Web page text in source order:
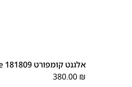
אלגנט קומפורט 181809 Big Size שחור
380.00 ₪